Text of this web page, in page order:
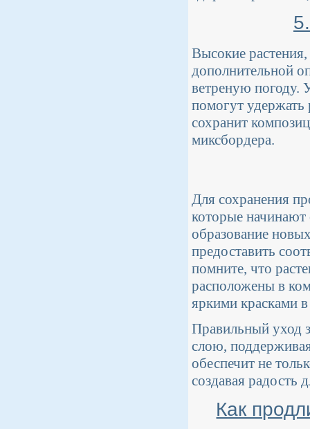
Высокие
дополнительной
ветреную погоду.
помогут удержать
сохранит
миксбордера.
Для сохранения
которые начинают
образование
предоставить
помните, что
расположены в
яркими красками в
Правильный уход
слою,
обеспечит не
создавая радость
Как